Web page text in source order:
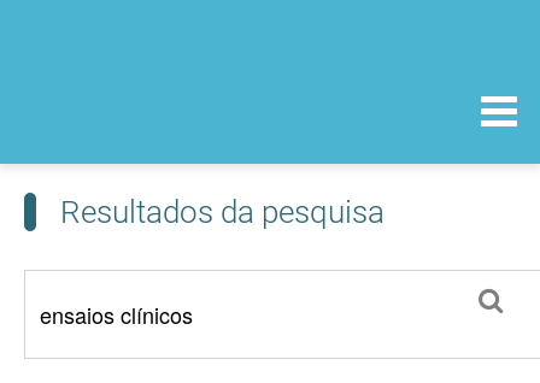
Resultados da pesquisa